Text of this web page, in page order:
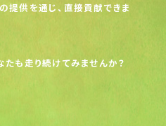
提供を通じ、直接貢献できま
も走り続けてみませんか？